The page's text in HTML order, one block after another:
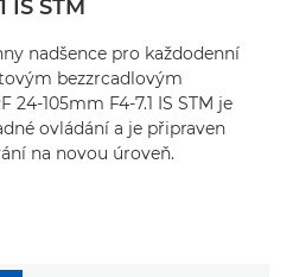
IS STM
nadšence pro každodenní
bezzrcadlovým
105mm F4-7.1 IS STM je
ovládání a je připraven
na novou úroveň.